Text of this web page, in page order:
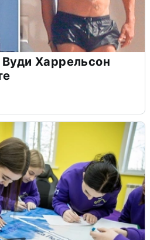
Харрельсон